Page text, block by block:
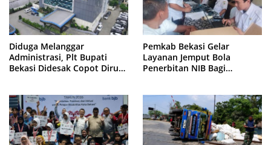
Diduga Melanggar
Administrasi, Plt Bupati
Bekasi Didesak Copot Dirum
Pemkab Bekasi Gelar
Layanan Jemput Bola
Penerbitan NIB Bagi